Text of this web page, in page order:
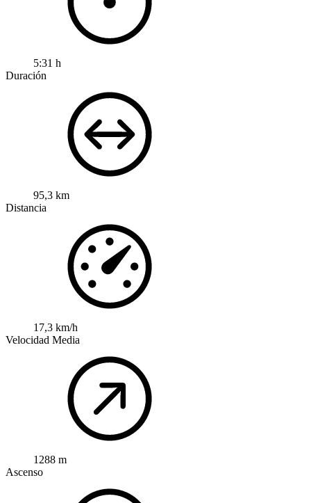
5:31 h
Duración
95,3 km
Distancia
17,3 km/h
Velocidad Media
1288 m
Ascenso